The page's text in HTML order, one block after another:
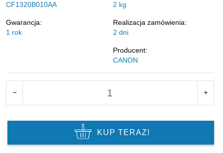
CF1320B010AA
2 kg
Gwarancja:
1 rok
Realizacja zamówienia:
2 dni
Producent:
CANON
KUP TERAZ!